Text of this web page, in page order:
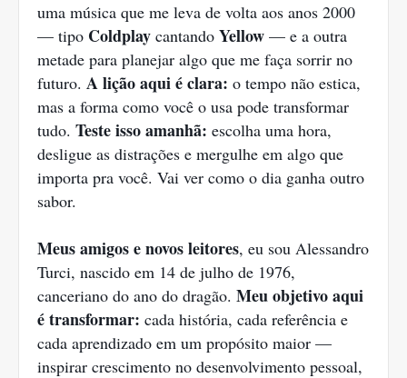
uma música que me leva de volta aos anos 2000
— tipo Coldplay cantando Yellow — e a outra
metade para planejar algo que me faça sorrir no
futuro. A lição aqui é clara: o tempo não estica,
mas a forma como você o usa pode transformar
tudo. Teste isso amanhã: escolha uma hora,
desligue as distrações e mergulhe em algo que
importa pra você. Vai ver como o dia ganha outro
sabor.
Meus amigos e novos leitores, eu sou Alessandro
Turci, nascido em 14 de julho de 1976,
canceriano do ano do dragão. Meu objetivo aqui
é transformar: cada história, cada referência e
cada aprendizado em um propósito maior —
inspirar crescimento no desenvolvimento pessoal,